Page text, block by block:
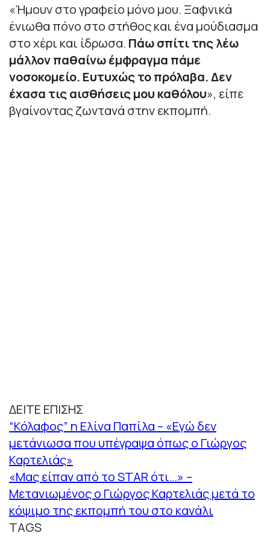
«Ήμουν στο γραφείο μόνο μου. Ξαφνικά
ένιωθα πόνο στο στήθος και ένα μούδιασμα
στο χέρι και ίδρωσα. Πάω σπίτι της λέω
μάλλον παθαίνω έμφραγμα πάμε
νοσοκομείο. Ευτυχώς το πρόλαβα. Δεν
έχασα τις αισθήσεις μου καθόλου», είπε
βγαίνοντας ζωντανά στην εκπομπή.
ΔΕΙΤΕ ΕΠΙΣΗΣ
“Κόλαφος” η Ελίνα Παπίλα – «Εγώ δεν
μετάνιωσα που υπέγραψα όπως ο Γιώργος
Καρτελιάς»
«Μας είπαν από το STAR ότι…» –
Μετανιωμένος ο Γιώργος Καρτελιάς μετά το
κόψιμο της εκπομπή του στο κανάλι
TAGS